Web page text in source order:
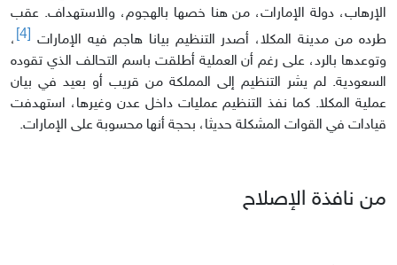
الإرهاب، دولة الإمارات، من هنا خصها بالهجوم، والاستهداف. عقب
طرده من مدينة المكلا، أصدر التنظيم بيانا هاجم فيه الإمارات
،
وتوعدها بالرد، على رغم أن العملية أطلقت باسم التحالف الذي تقوده
السعودية. لم يشر التنظيم إلى المملكة من قريب أو بعيد في بيان
عملية المكلا. كما نفذ التنظيم عمليات داخل عدن وغيرها، استهدفت
قيادات في القوات المشكلة حديثا، بحجة أنها محسوبة على الإمارات.
من نافذة الإصلاح